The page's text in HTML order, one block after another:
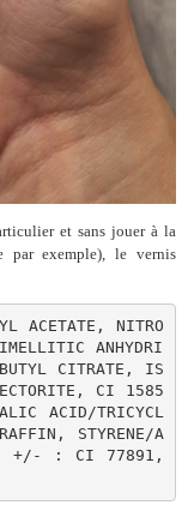
et sans jouer à la
par exemple), le vernis
ACETATE, NITRO
ANHYDRI
CITRATE, IS
CI 1585
ACID/TRICYCL
STYRENE/A
+/- : CI 77891,